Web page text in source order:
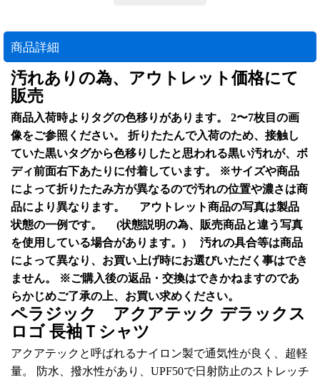
商品詳細
汚れありの為、アウトレット価格にて
販売
商品入荷時よりタグの色移りがあります。 2〜7枚目の画
像をご参照ください。 折りたたんで入荷のため、接触し
ていた黒いタグから色移りしたと思われる黒い汚れが、ボ
ディ前面右下あたりに付着しています。 ※サイズや商品
によって折りたたみ方が異なるので汚れの位置や濃さは商
品により異なります。 アウトレット商品の写真は製品
状態の一例です。 (状態説明の為、販売商品と違う写真
を使用している場合があります。) 汚れの具合等は商品
によって異なり、お買い上げ時にお選びいただく事はでき
ません。 ※ご購入後の返品・交換はできかねますのであ
らかじめご了承の上、お買い求めください。
ペラジック アクアテック デラックス
ロゴ 長袖Ｔシャツ
アクアテックと呼ばれるナイロン製で通気性が良く、超軽
量。 防水、撥水性があり、UPF50で日射防止のストレッチ